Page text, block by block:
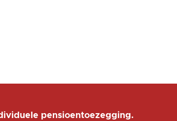
pensioentoezegging.